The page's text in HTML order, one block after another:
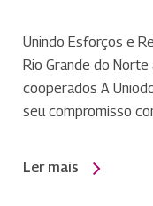
Unindo Esforços e
Rio Grande do
cooperados A
seu compromisso
Ler mais